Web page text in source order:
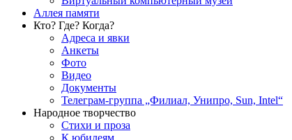
Аллея памяти
Кто? Где? Когда?
Адреса и явки
Анкеты
Фото
Видео
Документы
Телеграм-группа „Филиал, Унипро, Sun, Intel“
Народное творчество
Стихи и проза
К юбилеям